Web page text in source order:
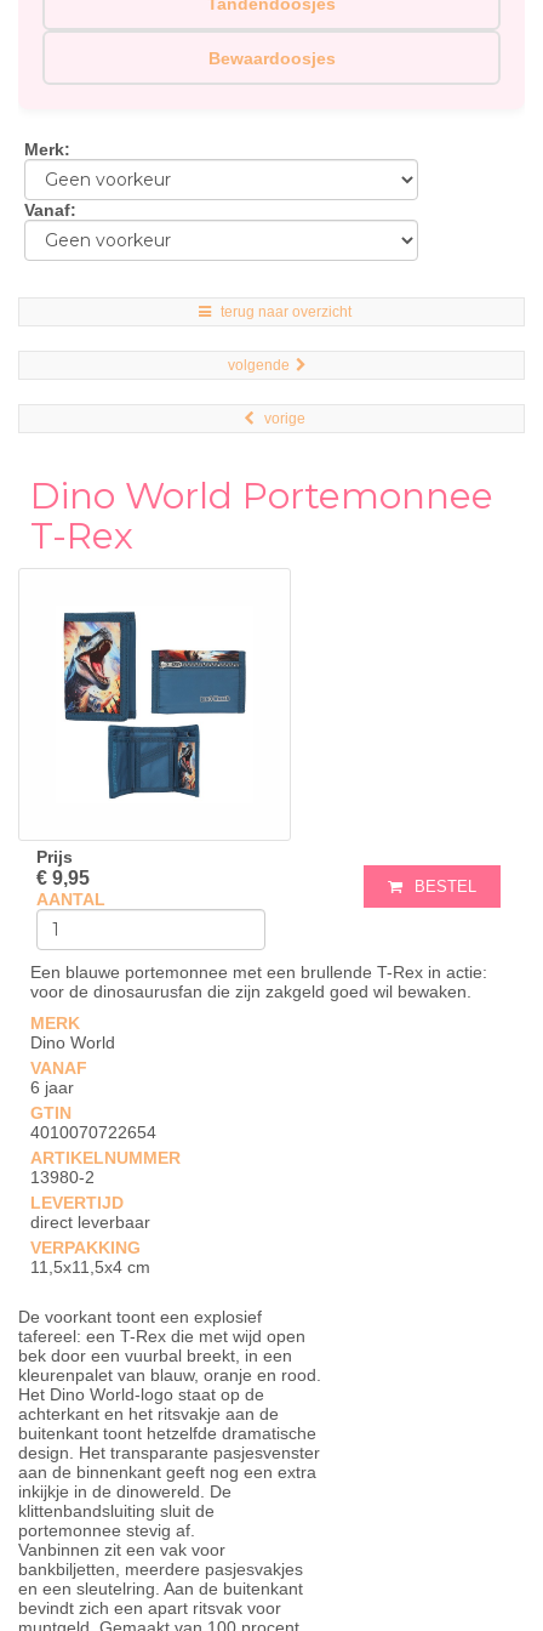
Bewaardoosjes
Merk:
Vanaf:
terug naar overzicht
volgende
vorige
Dino World Portemonnee
T-Rex
Prijs
€ 9,95
AANTAL
BESTEL
Een blauwe portemonnee met een brullende T-Rex in actie:
voor de dinosaurusfan die zijn zakgeld goed wil bewaken.
MERK
Dino World
VANAF
6 jaar
GTIN
4010070722654
ARTIKELNUMMER
13980-2
LEVERTIJD
direct leverbaar
VERPAKKING
11,5x11,5x4 cm
De voorkant toont een explosief
tafereel: een T-Rex die met wijd open
bek door een vuurbal breekt, in een
kleurenpalet van blauw, oranje en rood.
Het Dino World-logo staat op de
achterkant en het ritsvakje aan de
buitenkant toont hetzelfde dramatische
design. Het transparante pasjesvenster
aan de binnenkant geeft nog een extra
inkijkje in de dinowereld. De
klittenbandsluiting sluit de
portemonnee stevig af.
Vanbinnen zit een vak voor
bankbiljetten, meerdere pasjesvakjes
en een sleutelring. Aan de buitenkant
bevindt zich een apart ritsvak voor